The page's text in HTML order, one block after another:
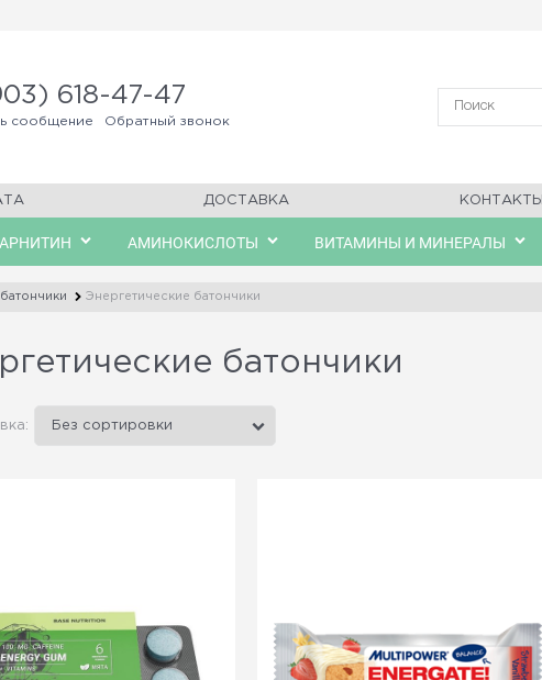
618-47-47
сообщение Обратный звонок
ДОСТАВКА КОНТАКТЫ
АМИНОКИСЛОТЫ ВИТАМИНЫ И МИНЕРАЛЫ
Энергетические батончики
батончики